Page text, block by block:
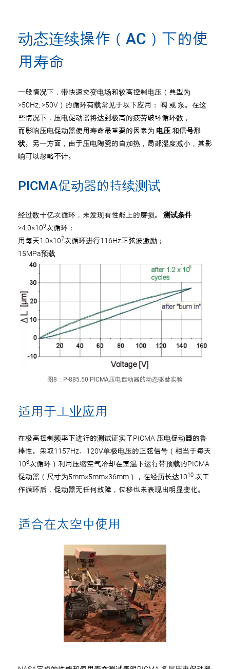
动态连续操作（AC）下的使
用寿命
一般情况下，带快速交变电场和较高控制电压（典型为
>50Hz; >50V）的循环荷载常见于以下应用： 阀 或 泵。在这
些情况下，压电促动器将达到极高的疲劳破坏循环数，
而影响压电促动器使用寿命最重要的因素为 电压 和信号形
状。另一方面，由于压电陶瓷的自加热，局部湿度减小，其影
响可以忽略不计。
PICMA促动器的持续测试
经过数十亿次循环，未发现有性能上的磨损。 测试条件
>4.0×109次循环；
用每天1.0×107次循环进行116Hz正弦波激励；
15MPa预载
图8：P-885.50 PICMA压电促动器的动态驱替实验
适用于工业应用
在极高控制频率下进行的测试证实了PICMA 压电促动器的鲁
棒性。采取1157Hz、120V单极电压的正弦信号（相当于每天
108次循环）利用压缩空气冷却在室温下运行带预载的PICMA
促动器（尺寸为5mm×5mm×36mm），在经历长达1010 次工
作循环后，促动器无任何故障，位移也未表现出明显变化。
适合在太空中使用